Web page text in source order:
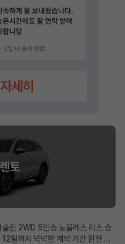
토
린 2WD 5인승 노블레스 리스 승
까지 넉넉한 계약 기간 완전 무